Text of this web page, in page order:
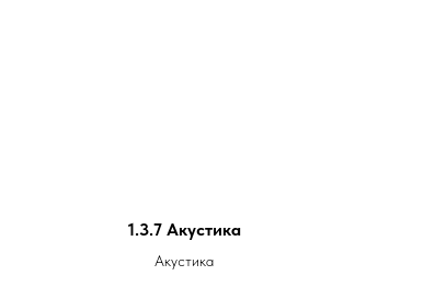
1.3.7 Акустика
Акустика